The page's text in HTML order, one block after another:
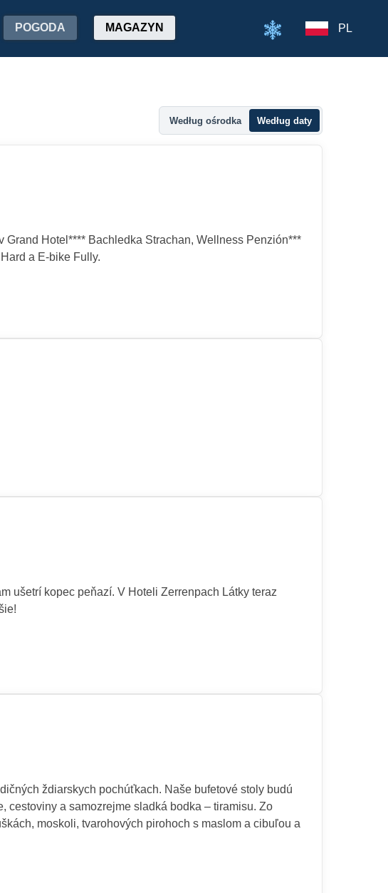
POGODA MAGAZYN PL
Według ośrodka Według daty
Hotel**** Bachledka Strachan, Wellness Penzión***
a E-bike Fully.
ušetrí kopec peňazí. V Hoteli Zerrenpach Látky teraz
ždiarskych pochúťkach. Naše bufetové stoly budú
cestoviny a samozrejme sladká bodka – tiramisu. Zo
moskoli, tvarohových pirohoch s maslom a cibuľou a